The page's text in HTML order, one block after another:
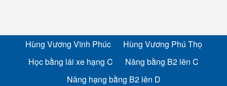
Hùng Vương Vĩnh Phúc
Hùng Vương Phú Thọ
Học bằng lái xe hạng C
Nâng bằng B2 lên C
Nâng hạng bằng B2 lên D